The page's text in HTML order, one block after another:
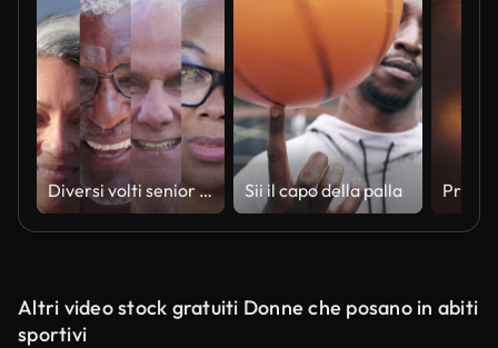
Diversi volti senior americani Sii il capo della palla
Altri video stock gratuiti Donne che posano in abiti
sportivi